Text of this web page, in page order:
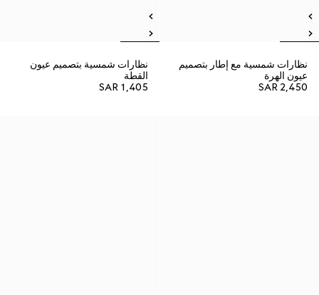
نظارات شمسية مع إطار بتصميم
عيون الهرة
SAR 2,450
نظارات شمسية بتصميم عيون
القطة
SAR 1,405